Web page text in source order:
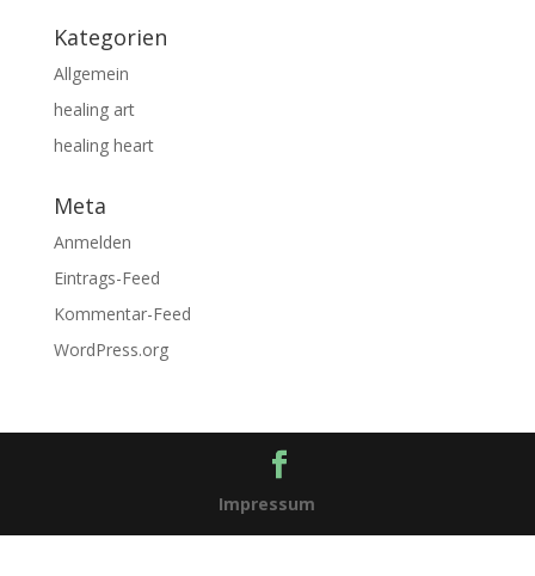
Kategorien
Allgemein
healing art
healing heart
Meta
Anmelden
Eintrags-Feed
Kommentar-Feed
WordPress.org
Impressum